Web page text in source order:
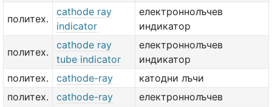
политех.
cathode ray
indicator
електроннолъчев
индикатор
политех.
cathode ray
tube indicator
електроннолъчев
индикатор
политех.
cathode-ray
катодни лъчи
политех.
cathode-ray
електроннолъчев